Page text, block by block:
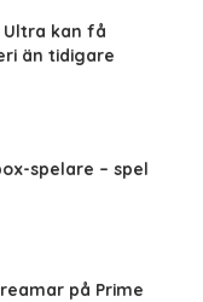
Ultra kan få
än tidigare
spelare – spel
på Prime